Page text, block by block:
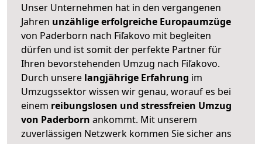
Unser Unternehmen hat in den vergangenen
Jahren unzählige erfolgreiche Europaumzüge
von Paderborn nach Fiľakovo mit begleiten
dürfen und ist somit der perfekte Partner für
Ihren bevorstehenden Umzug nach Fiľakovo.
Durch unsere langjährige Erfahrung im
Umzugssektor wissen wir genau, worauf es bei
einem reibungslosen und stressfreien Umzug
von Paderborn ankommt. Mit unserem
zuverlässigen Netzwerk kommen Sie sicher ans